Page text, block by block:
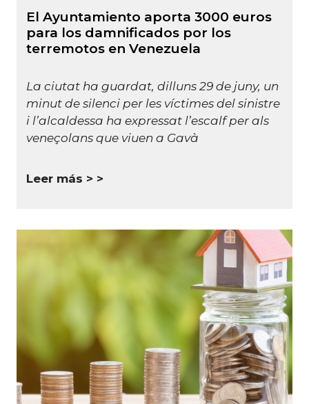
El Ayuntamiento aporta 3000 euros
para los damnificados por los
terremotos en Venezuela
La ciutat ha guardat, dilluns 29 de juny, un
minut de silenci per les víctimes del sinistre
i l’alcaldessa ha expressat l’escalf per als
veneçolans que viuen a Gavà
Leer más >